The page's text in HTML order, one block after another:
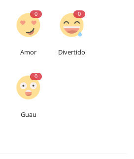
0
Amor
0
Divertido
0
Guau